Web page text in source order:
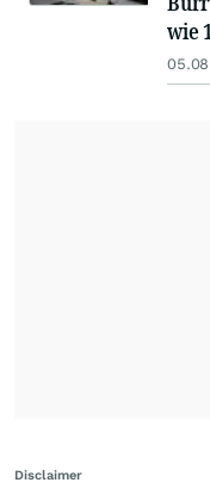
wie
Disclaimer